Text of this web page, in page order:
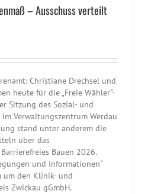
– Ausschuss verteilt
Christiane Drechsel und
heute für die „Freie Wähler“-
Sitzung des Sozial- und
Verwaltungszentrum Werdau
stand unter anderem die
über das
Bauen 2026.
und Informationen“
um den Klinik- und
Zwickau gGmbH.